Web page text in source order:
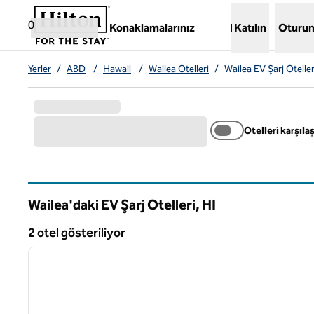
İçeriğe geçiş yap
0
Konaklamalarınız
,Yeni bir sekme açar
Katılın
Yerler / ABD / Hawaii / Wailea Otelleri / Wailea EV Şarj
Otelleri
Wailea'daki EV Şarj Otelleri, HI
2 otel gösteriliyor
2 otel gösteriliyor
1 / 10